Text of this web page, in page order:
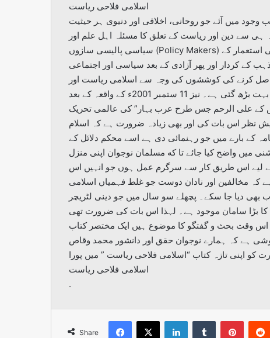
اسلامی فلاحی ریاست
میں آئے جو روحانی، اخلاقی اور دنیوی ہر حیثیت
سے دین اور ریاست کے تعلق کا مسئلہ اہل علم اور
سیاسی پالیسی سازوں (Policy Makers) کی دلچسپی کا موضوع رہا ہے لیکن بیسویں صدی میں مغربی استعمار کے
کے کردار اور پھر آزادی کے بعد سیاسی اور اجتماعی
کرنے کی کوششوں کی وجہ سے اسلامی ریاست اور
سیاست میں اسلام کے کردار کی صحیح تفہیم کی ضرورت بہت بڑھ گئی ہے۔ نیز 11 ستمبر 2001ء کے واقعہ کے بعد
علی الرحم جس طرح عرب بہار” کی عالمی تحریک
نظر اس بات کی اور بھی زیادہ ضرورت ہے کہ اسلام
کے بارے میں جو رہنمائی دی ہے اسے محکم دلائل کے
میں واضح کیا جائے تا که مسلمان نوجوان اپنی منزل
لیے اس طریق کار سے سرگرم عمل ہوں جو انہیں اس
مخالفین اور نادان دوست جو غلط فہمیاں اسلامی
بھی دیا جا سکے۔ پچھلے سو سال میں جو دینی لٹریچر
کا بڑا سامان موجود ہے۔ لہذا اس بات کی ضرورت تھی
اس وقت بحث و گفتگو کا موضوع ہیں ایک مختصر کتاب
ہے کہ ہمارے نوجوان حقق اور دانشور محمد وقاص
اپنی تازہ کتاب “اسلامی فلاحی ریاست ” میں پورا
اسلامی فلاحی ریاست
.
Share
Facebook
X LinkedInTumblr